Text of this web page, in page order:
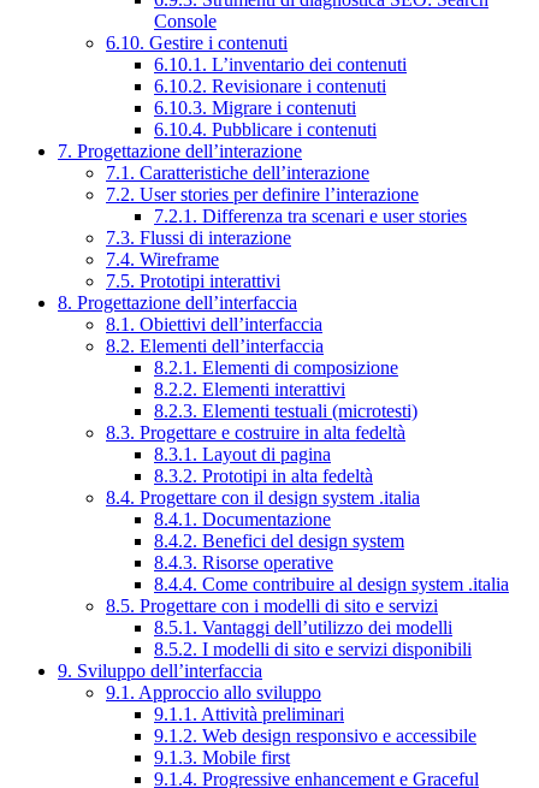
Console
6.10. Gestire i contenuti
6.10.1. L’inventario dei contenuti
6.10.2. Revisionare i contenuti
6.10.3. Migrare i contenuti
6.10.4. Pubblicare i contenuti
7. Progettazione dell’interazione
7.1. Caratteristiche dell’interazione
7.2. User stories per definire l’interazione
7.2.1. Differenza tra scenari e user stories
7.3. Flussi di interazione
7.4. Wireframe
7.5. Prototipi interattivi
8. Progettazione dell’interfaccia
8.1. Obiettivi dell’interfaccia
8.2. Elementi dell’interfaccia
8.2.1. Elementi di composizione
8.2.2. Elementi interattivi
8.2.3. Elementi testuali (microtesti)
8.3. Progettare e costruire in alta fedeltà
8.3.1. Layout di pagina
8.3.2. Prototipi in alta fedeltà
8.4. Progettare con il design system .italia
8.4.1. Documentazione
8.4.2. Benefici del design system
8.4.3. Risorse operative
8.4.4. Come contribuire al design system .italia
8.5. Progettare con i modelli di sito e servizi
8.5.1. Vantaggi dell’utilizzo dei modelli
8.5.2. I modelli di sito e servizi disponibili
9. Sviluppo dell’interfaccia
9.1. Approccio allo sviluppo
9.1.1. Attività preliminari
9.1.2. Web design responsivo e accessibile
9.1.3. Mobile first
9.1.4. Progressive enhancement e Graceful